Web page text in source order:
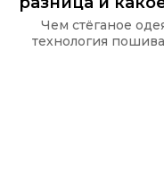
Чем стёганое
технология